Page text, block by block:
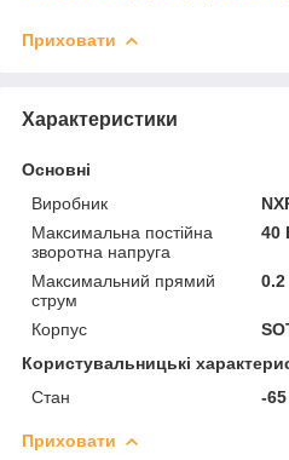
Приховати
Характеристики
Основні
Виробник
Максимальна постійна
зворотна напруга
40
Максимальний прямий
струм
Корпус
Користувальницькі
Стан
-65
Приховати